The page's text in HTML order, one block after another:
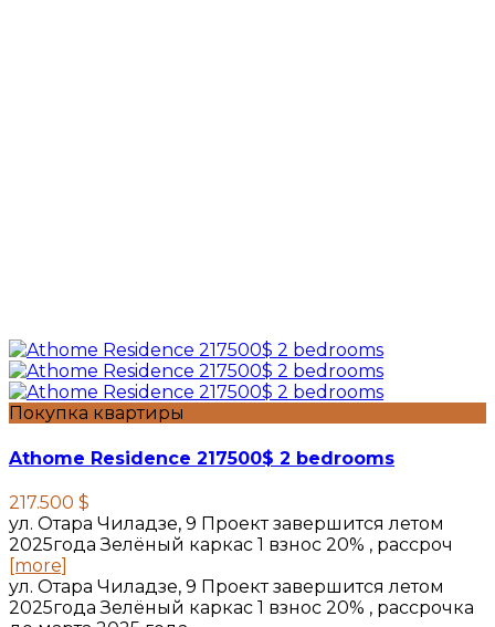
Покупка квартиры
Athome Residence 217500$ 2 bedrooms
217.500 $
ул. Отара Чиладзе, 9 Проект завершится летом
2025года Зелёный каркас 1 взнос 20% , рассроч
[more]
ул. Отара Чиладзе, 9 Проект завершится летом
2025года Зелёный каркас 1 взнос 20% , рассрочка